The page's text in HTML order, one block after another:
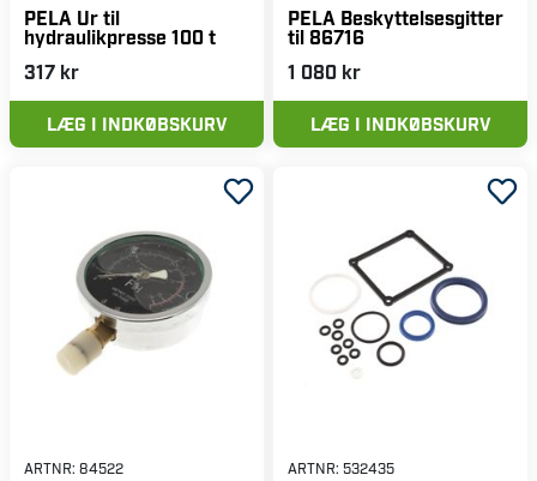
PELA Ur til
hydraulikpresse 100 t
317 kr
LÆG I INDKØBSKURV
PELA Beskyttelsesgitter
til 86716
1 080 kr
LÆG I INDKØBSKURV
ARTNR: 84522 ARTNR: 532435